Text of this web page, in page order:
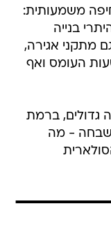
משמעותית:
בנייה
מתקני אגירה,
העומס ואף
גדולים, ברמת
- מה